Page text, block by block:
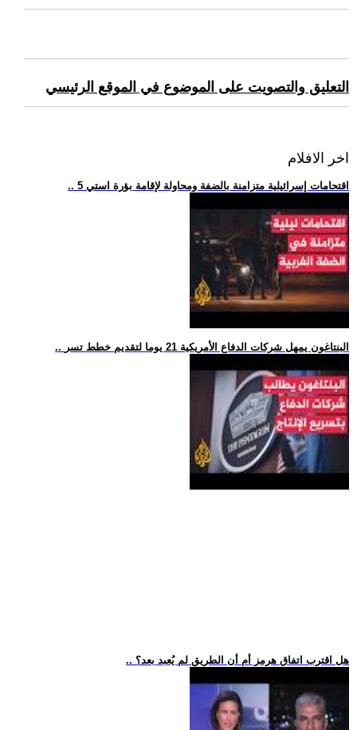
التعليق والتصويت على الموضوع في الموقع الرئيسي
اخر الافلام
.. 5 اقتحامات إسرائيلية متزامنة بالضفة ومحاولة لإقامة بؤرة استي
.. البنتاغون يمهل شركات الدفاع الأمريكية 21 يوما لتقديم خطط تسر
.. هل اقترب اتفاق هرمز أم أن الطريق لم يُعبد بعد؟